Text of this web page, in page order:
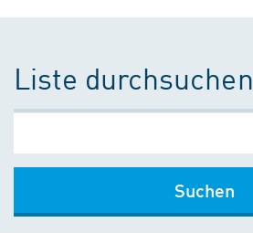
Liste durchsuchen
Suchen